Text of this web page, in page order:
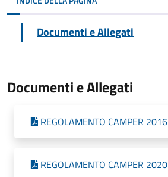
Documenti e Allegati
Documenti e Allegati
REGOLAMENTO CAMPER 2016
REGOLAMENTO CAMPER 2020